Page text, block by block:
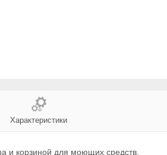
Характеристики
и корзиной для моющих средств.